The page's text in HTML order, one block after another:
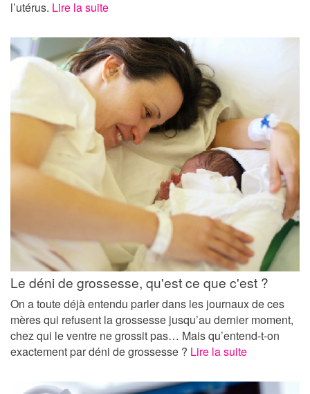
l’utérus. Lire la suite
Le déni de grossesse, qu'est ce que c'est ?
On a toute déjà entendu parler dans les journaux de ces
mères qui refusent la grossesse jusqu’au dernier moment,
chez qui le ventre ne grossit pas… Mais qu’entend-t-on
exactement par déni de grossesse ? Lire la suite